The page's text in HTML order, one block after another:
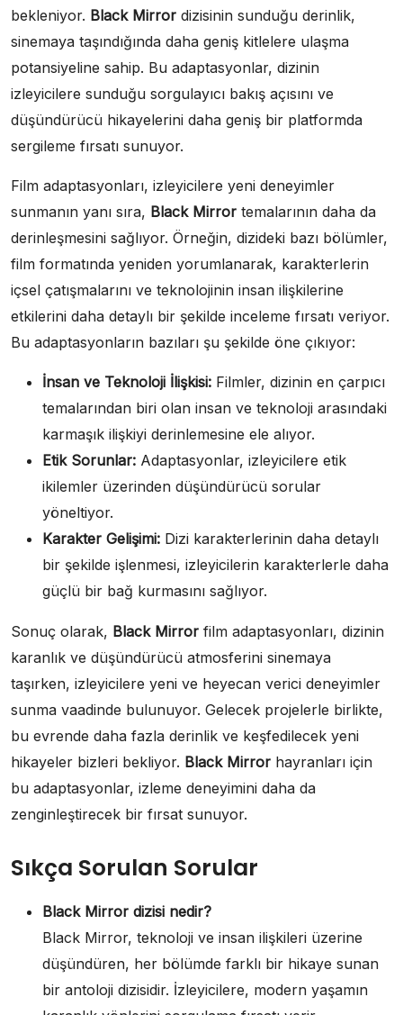
bekleniyor. Black Mirror dizisinin sunduğu derinlik,
sinemaya taşındığında daha geniş kitlelere ulaşma
potansiyeline sahip. Bu adaptasyonlar, dizinin
izleyicilere sunduğu sorgulayıcı bakış açısını ve
düşündürücü hikayelerini daha geniş bir platformda
sergileme fırsatı sunuyor.
Film adaptasyonları, izleyicilere yeni deneyimler
sunmanın yanı sıra, Black Mirror temalarının daha da
derinleşmesini sağlıyor. Örneğin, dizideki bazı bölümler,
film formatında yeniden yorumlanarak, karakterlerin
içsel çatışmalarını ve teknolojinin insan ilişkilerine
etkilerini daha detaylı bir şekilde inceleme fırsatı veriyor.
Bu adaptasyonların bazıları şu şekilde öne çıkıyor:
İnsan ve Teknoloji İlişkisi: Filmler, dizinin en çarpıcı
temalarından biri olan insan ve teknoloji arasındaki
karmaşık ilişkiyi derinlemesine ele alıyor.
Etik Sorunlar: Adaptasyonlar, izleyicilere etik
ikilemler üzerinden düşündürücü sorular
yöneltiyor.
Karakter Gelişimi: Dizi karakterlerinin daha detaylı
bir şekilde işlenmesi, izleyicilerin karakterlerle daha
güçlü bir bağ kurmasını sağlıyor.
Sonuç olarak, Black Mirror film adaptasyonları, dizinin
karanlık ve düşündürücü atmosferini sinemaya
taşırken, izleyicilere yeni ve heyecan verici deneyimler
sunma vaadinde bulunuyor. Gelecek projelerle birlikte,
bu evrende daha fazla derinlik ve keşfedilecek yeni
hikayeler bizleri bekliyor. Black Mirror hayranları için
bu adaptasyonlar, izleme deneyimini daha da
zenginleştirecek bir fırsat sunuyor.
Sıkça Sorulan Sorular
Black Mirror dizisi nedir?
Black Mirror, teknoloji ve insan ilişkileri üzerine
düşündüren, her bölümde farklı bir hikaye sunan
bir antoloji dizisidir. İzleyicilere, modern yaşamın